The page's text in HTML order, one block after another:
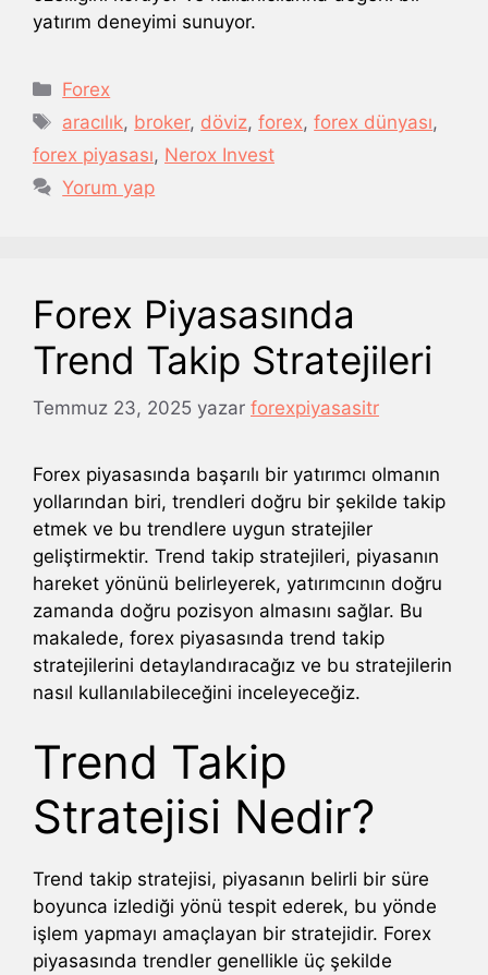
yatırım deneyimi sunuyor.
Kategoriler
Forex
Etiketler
aracılık, broker, döviz,forex,forex dünyası,
forex piyasası, Nerox Invest
Yorum yap
Forex Piyasasında
Trend Takip Stratejileri
Temmuz 23, 2025 yazar forexpiyasasitr
Forex piyasasında başarılı bir yatırımcı olmanın
yollarından biri, trendleri doğru bir şekilde takip
etmek ve bu trendlere uygun stratejiler
geliştirmektir. Trend takip stratejileri, piyasanın
hareket yönünü belirleyerek, yatırımcının doğru
zamanda doğru pozisyon almasını sağlar. Bu
makalede, forex piyasasında trend takip
stratejilerini detaylandıracağız ve bu stratejilerin
nasıl kullanılabileceğini inceleyeceğiz.
Trend Takip
Stratejisi Nedir?
Trend takip stratejisi, piyasanın belirli bir süre
boyunca izlediği yönü tespit ederek, bu yönde
işlem yapmayı amaçlayan bir stratejidir. Forex
piyasasında trendler genellikle üç şekilde